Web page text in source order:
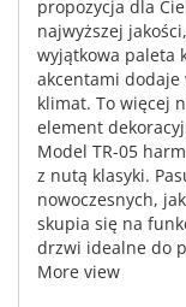
propozycja dla
najwyższej
wyjątkowa paleta
akcentami dodaje
klimat. To więcej
element
Model TR-05
z nutą klasyki.
nowoczesnych,
skupia się na
drzwi idealne do
innych
More view